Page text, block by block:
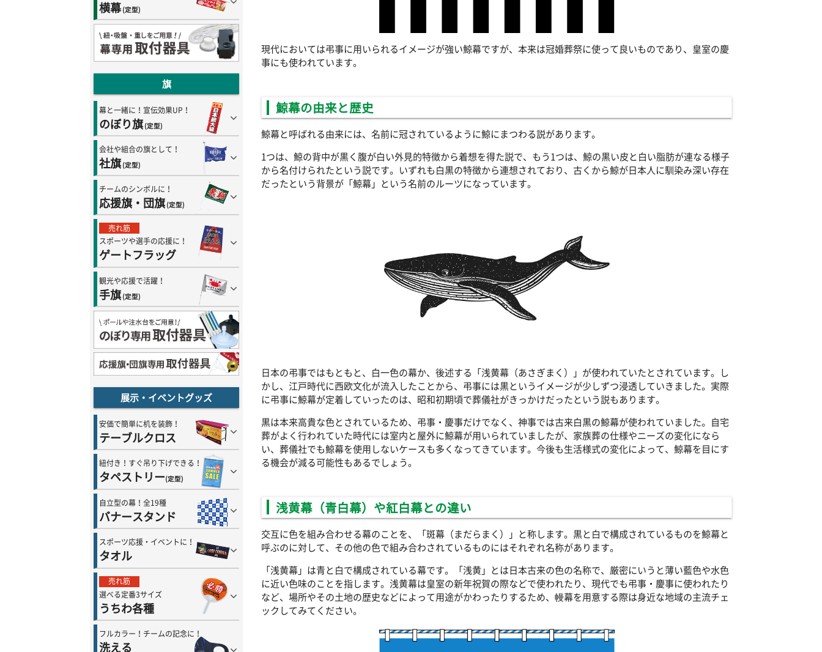
横幕(定型)
旗
幕と一緒に！宣伝効果UP！
のぼり旗 (定型)
会社や組合の旗として！
社旗 (定型)
チームのシンボルに！
応援旗・団旗 (定型)
売れ筋
スポーツや選手の応援に！
ゲートフラッグ
観光や応援で活躍！
手旗 (定型)
展示・イベントグッズ
安価で簡単に机を装飾！
テーブルクロス
紐付き！すぐ吊り下げできる！
タペストリー(定型)
自立型の幕！全19種
バナースタンド
スポーツ応援・イベントに！
タオル
売れ筋
選べる定番3サイズ
うちわ各種
フルカラー！チームの記念に！
洗える
現代においては弔事に用いられるイメージが強い鯨幕ですが、本来は冠婚葬祭に使って良いものであり、皇室の慶
事にも使われています。
鯨幕の由来と歴史
鯨幕と呼ばれる由来には、名前に冠されているように鯨にまつわる説があります。
1つは、鯨の背中が黒く腹が白い外見的特徴から着想を得た説で、もう1つは、鯨の黒い皮と白い脂肪が連なる様子
から名付けられたという説です。いずれも白黒の特徴から連想されており、古くから鯨が日本人に馴染み深い存在
だったという背景が「鯨幕」という名前のルーツになっています。
日本の弔事ではもともと、白一色の幕か、後述する「浅黄幕（あさぎまく）」が使われていたとされています。し
かし、江戸時代に西欧文化が流入したことから、弔事には黒というイメージが少しずつ浸透していきました。実際
に弔事に鯨幕が定着していったのは、昭和初期頃で葬儀社がきっかけだったという説もあります。
黒は本来高貴な色とされているため、弔事・慶事だけでなく、神事では古来白黒の鯨幕が使われていました。自宅
葬がよく行われていた時代には室内と屋外に鯨幕が用いられていましたが、家族葬の仕様やニーズの変化になら
い、葬儀社でも鯨幕を使用しないケースも多くなってきています。今後も生活様式の変化によって、鯨幕を目にす
る機会が減る可能性もあるでしょう。
浅黄幕（青白幕）や紅白幕との違い
交互に色を組み合わせる幕のことを、「斑幕（まだらまく）」と称します。黒と白で構成されているものを鯨幕と
呼ぶのに対して、その他の色で組み合わされているものにはそれぞれ名称があります。
「浅黄幕」は青と白で構成されている幕です。「浅黄」とは日本古来の色の名称で、厳密にいうと薄い藍色や水色
に近い色味のことを指します。浅黄幕は皇室の新年祝賀の際などで使われたり、現代でも弔事・慶事に使われたり
など、場所やその土地の歴史などによって用途がかわったりするため、幔幕を用意する際は身近な地域の主流チェ
ックしてみてください。